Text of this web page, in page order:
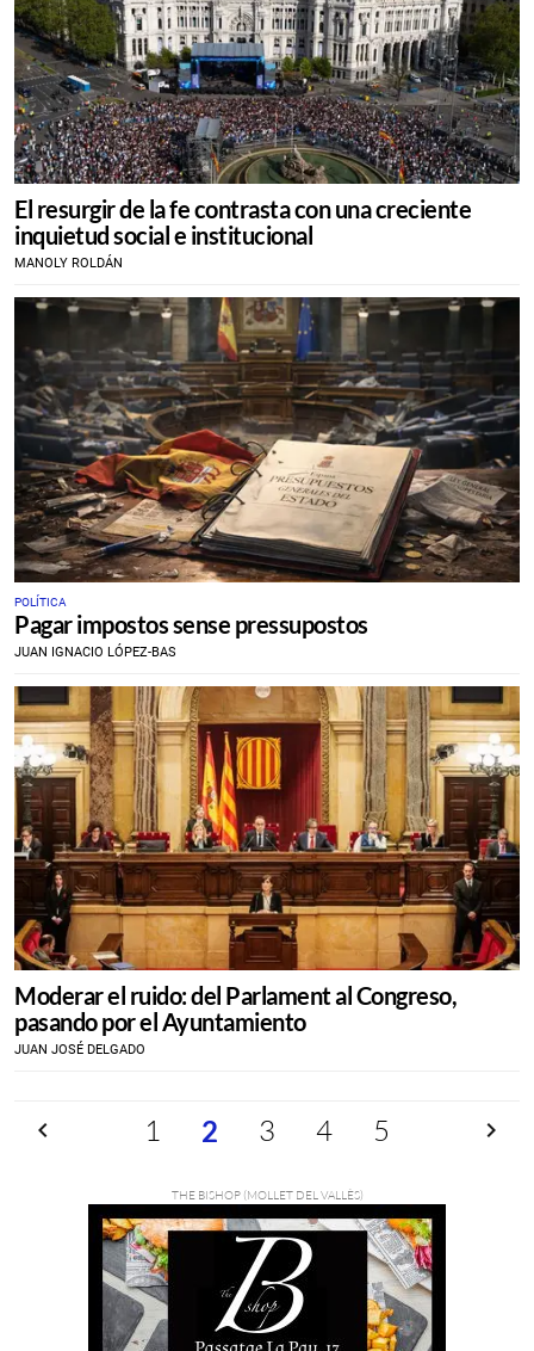
El resurgir de la fe contrasta con una creciente
inquietud social e institucional
MANOLY ROLDÁN
POLÍTICA
Pagar impostos sense pressupostos
JUAN IGNACIO LÓPEZ-BAS
Moderar el ruido: del Parlament al Congreso,
pasando por el Ayuntamiento
JUAN JOSÉ DELGADO
Previ 1 2 3 4 5 Pròxim